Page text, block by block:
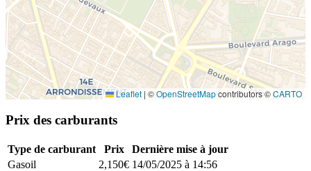
Leaflet | ©OpenStreetMapcontributors ©CARTO
Prix des carburants
Type de carburant Prix
Dernière mise à jour
Gasoil
2,150€ 14/05/2025 à 14:56